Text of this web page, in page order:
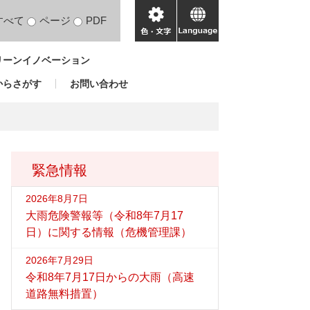
べて ページ PDF
色・
文
language
ンイノベーション
らさがす お問い合わせ
緊急情報
2026年8月7日
大雨危険警報等（令和8年7月17
日）に関する情報（危機管理課）
2026年7月29日
令和8年7月17日からの大雨（高速
道路無料措置）